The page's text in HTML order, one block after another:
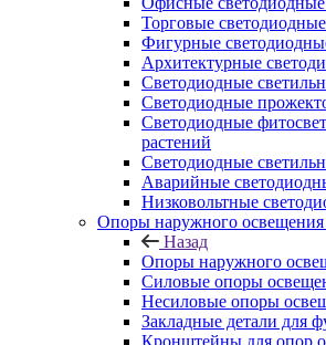
Торговые
Фигурные
Архитектурные
Светодиодные
Светодиодные
Светодиодные
растений
Светодиодные
Аварийные
Низковольтные
Опоры наружного освещения
Назад
Опоры наружного
Силовые опоры
Несиловые опоры
Закладные детали для
Кронштейны для опор